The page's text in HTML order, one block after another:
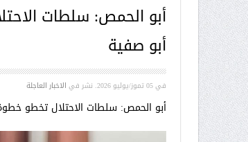
أبو الحمص: سلطات
أبو صفية
في05 تموز/يوليو 2026 . نشر في الاخبار العاجلة
أبو الحمص: سلطات الاحتلال تخطو